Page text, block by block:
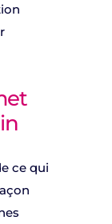
ce qui